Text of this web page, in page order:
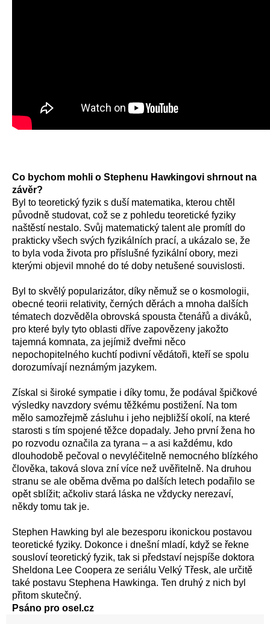
Co bychom mohli o Stephenu Hawkingovi shrnout na
závěr?
Byl to teoretický fyzik s duší matematika, kterou chtěl
původně studovat, což se z pohledu teoretické fyziky
naštěstí nestalo. Svůj matematický talent ale promítl do
prakticky všech svých fyzikálních prací, a ukázalo se, že
to byla voda života pro příslušné fyzikální obory, mezi
kterými objevil mnohé do té doby netušené souvislosti.
Byl to skvělý popularizátor, díky němuž se o kosmologii,
obecné teorii relativity, černých děrách a mnoha dalších
tématech dozvěděla obrovská spousta čtenářů a diváků,
pro které byly tyto oblasti dříve zapovězeny jakožto
tajemná komnata, za jejímiž dveřmi něco
nepochopitelného kuchtí podivní vědátoři, kteří se spolu
dorozumívají neznámým jazykem.
Získal si široké sympatie i díky tomu, že podával špičkové
výsledky navzdory svému těžkému postižení. Na tom
mělo samozřejmě zásluhu i jeho nejbližší okolí, na které
starosti s tím spojené těžce dopadaly. Jeho první žena ho
po rozvodu označila za tyrana – a asi každému, kdo
dlouhodobě pečoval o nevyléčitelně nemocného blízkého
člověka, taková slova zní více než uvěřitelně. Na druhou
stranu se ale oběma dvěma po dalších letech podařilo se
opět sblížit; ačkoliv stará láska ne vždycky nerezaví,
někdy tomu tak je.
Stephen Hawking byl ale bezesporu ikonickou postavou
teoretické fyziky. Dokonce i dnešní mladí, když se řekne
sousloví teoretický fyzik, tak si představí nejspíše doktora
Sheldona Lee Coopera ze seriálu Velký Třesk, ale určitě
také postavu Stephena Hawkinga. Ten druhý z nich byl
přitom skutečný.
Psáno pro osel.cz